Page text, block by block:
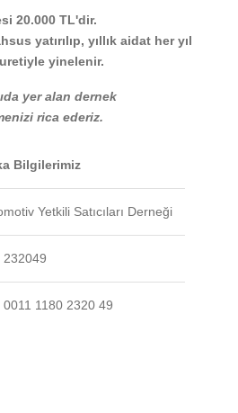
20.000 TL'dir.
yatırılıp, yıllık aidat her yıl
yinelenir.
yer alan dernek
rica ederiz.
Bilgilerimiz
Yetkili Satıcıları Derneği
232049
1180 2320 49